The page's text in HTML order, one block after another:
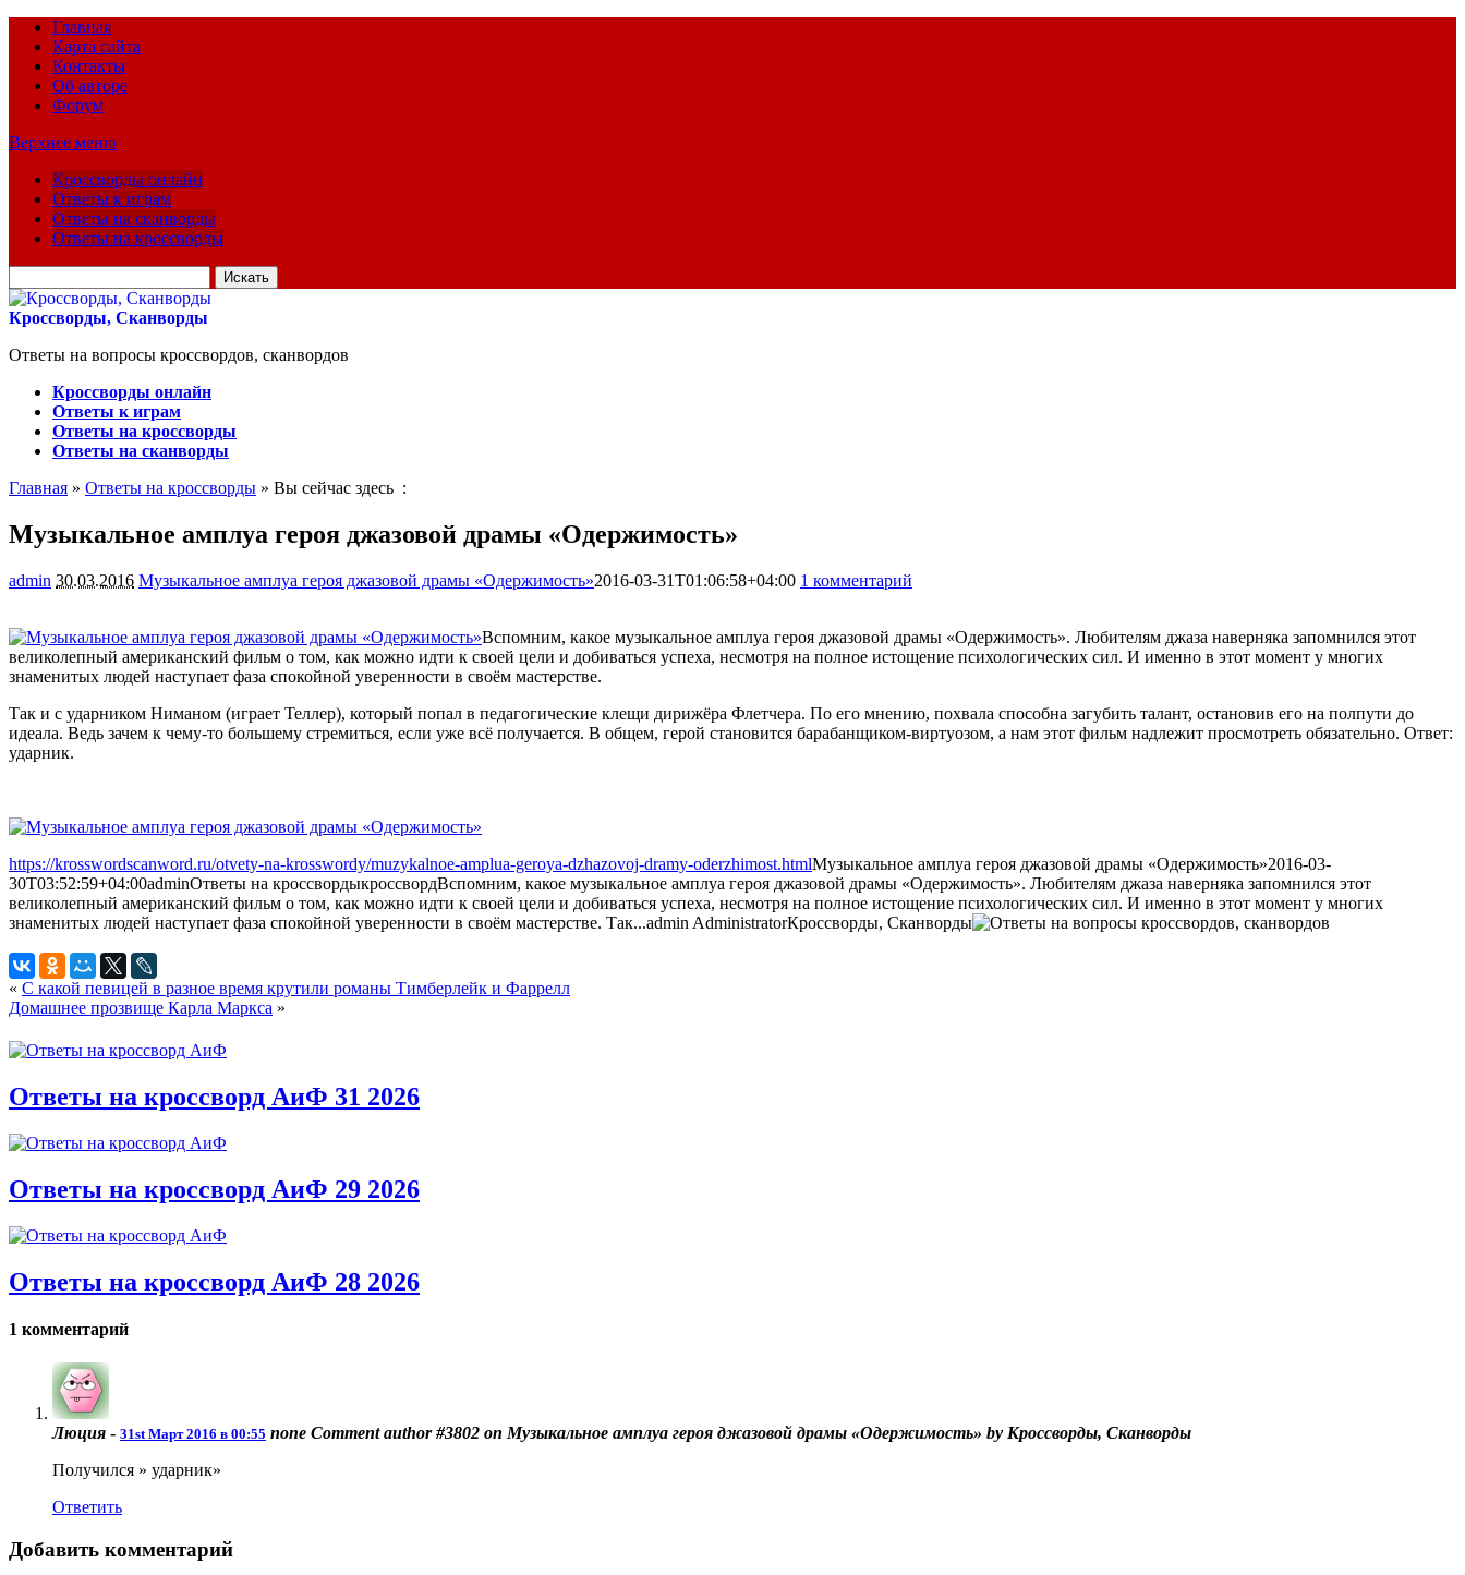
Главная
Карта сайта
Контакты
Об авторе
Форум
Верхнее меню
Кроссворды онлайн
Ответы к играм
Ответы на сканворды
Ответы на кроссворды
для:
Кроссворды, Сканворды
Ответы на вопросы кроссвордов, сканвордов
Кроссворды онлайн
Ответы к играм
Ответы на кроссворды
Ответы на сканворды
Главная » Ответы на кроссворды » Вы сейчас здесь :
Музыкальное амплуа героя джазовой драмы «Одержимость»
admin 30.03.2016 Музыкальное амплуа героя джазовой драмы «Одержимость»2016-03-31T01:06:58+04:00 1 комментарий
Вспомним, какое музыкальное амплуа героя джазовой драмы «Одержимость». Любителям джаза наверняка запомнился этот
великолепный американский фильм о том, как можно идти к своей цели и добиваться успеха, несмотря на полное истощение психологических сил. И именно в этот момент у многих
знаменитых людей наступает фаза спокойной уверенности в своём мастерстве.
Так и с ударником Ниманом (играет Теллер), который попал в педагогические клещи дирижёра Флетчера. По его мнению, похвала способна загубить талант, остановив его на полпути до
идеала. Ведь зачем к чему-то большему стремиться, если уже всё получается. В общем, герой становится барабанщиком-виртуозом, а нам этот фильм надлежит просмотреть обязательно. Ответ:
ударник.
https://krosswordscanword.ru/otvety-na-krosswordy/muzykalnoe-amplua-geroya-dzhazovoj-dramy-oderzhimost.htmlМузыкальное амплуа героя джазовой драмы «Одержимость»2016-03-
30T03:52:59+04:00adminОтветы на кроссвордыкроссвордВспомним, какое музыкальное амплуа героя джазовой драмы «Одержимость». Любителям джаза наверняка запомнился этот
великолепный американский фильм о том, как можно идти к своей цели и добиваться успеха, несмотря на полное истощение психологических сил. И именно в этот момент у многих
знаменитых людей наступает фаза спокойной уверенности в своём мастерстве. Так...admin AdministratorКроссворды, Сканворды
« С какой певицей в разное время крутили романы Тимберлейк и Фаррелл
Домашнее прозвище Карла Маркса »
Ответы на кроссворд АиФ 31 2026
Ответы на кроссворд АиФ 29 2026
Ответы на кроссворд АиФ 28 2026
1 комментарий
Люция - 31st Март 2016 в 00:55 none Comment author #3802 on Музыкальное амплуа героя джазовой драмы «Одержимость» by Кроссворды, Сканворды
Получился » ударник»
Ответить
Добавить комментарий